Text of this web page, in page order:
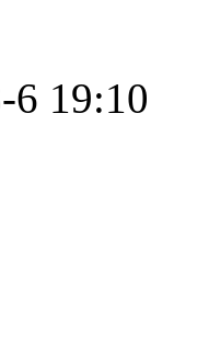
6 19:10